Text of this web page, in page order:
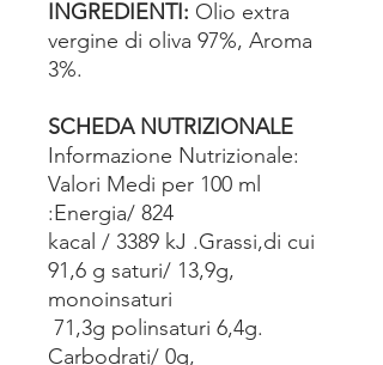
INGREDIENTI: Olio extra
vergine di oliva 97%, Aroma
3%.
SCHEDA NUTRIZIONALE
Informazione Nutrizionale:
Valori Medi per 100 ml
:Energia/ 824
kacal / 3389 kJ .Grassi,di cui
91,6 g saturi/ 13,9g,
monoinsaturi
71,3g polinsaturi 6,4g.
Carbodrati/ 0g,